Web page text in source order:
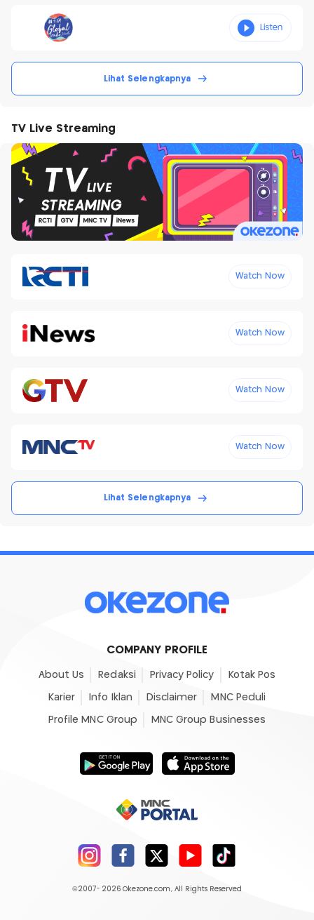
Lihat Selengkapnya
TV Live Streaming
Watch Now
Watch Now
Watch Now
Watch Now
Lihat Selengkapnya
COMPANY PROFILE
About Us Redaksi Privacy Policy Kotak Pos
Karier Info Iklan Disclaimer MNC Peduli
Profile MNC Group MNC Group Businesses
©2007- 2026 Okezone.com , All Rights Reserved